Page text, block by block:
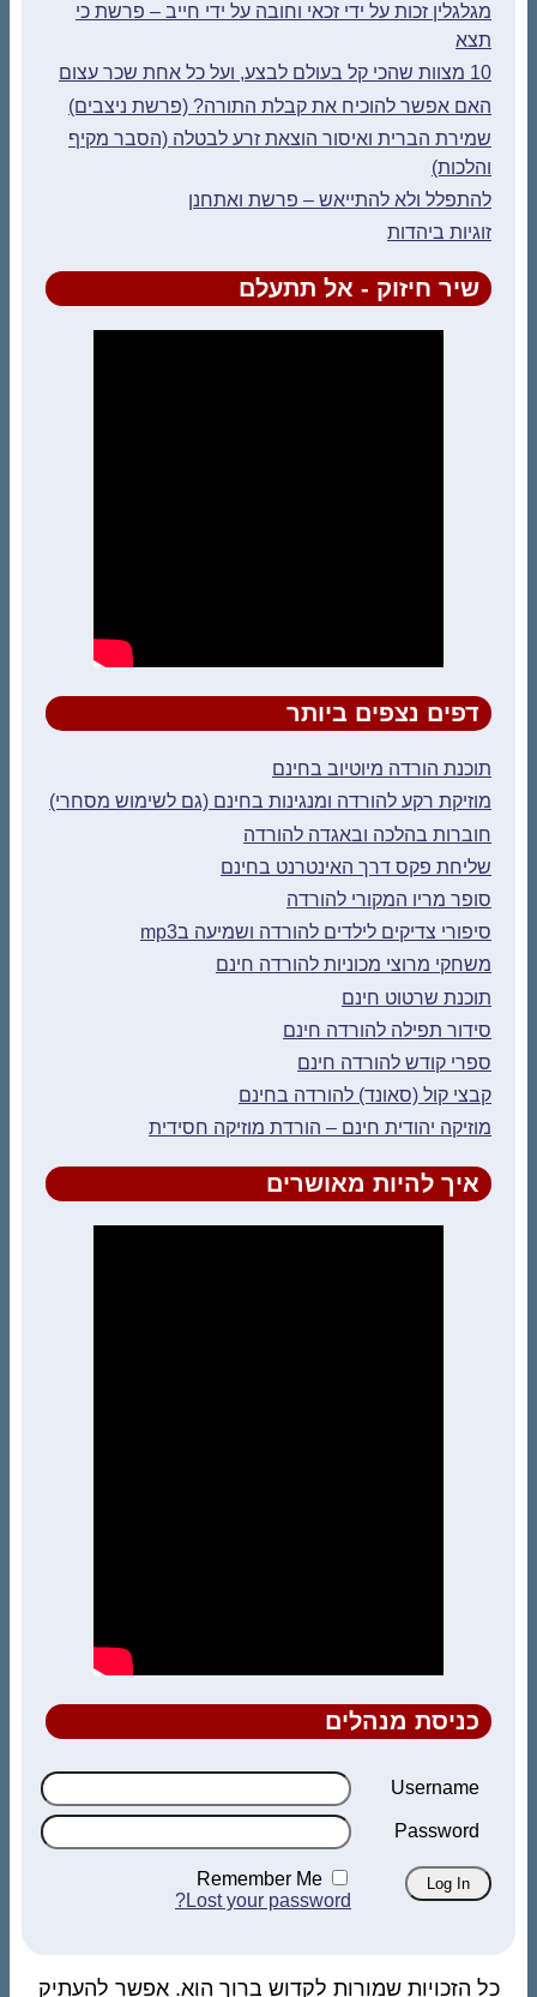
מגלגלין זכות על ידי זכאי וחובה על ידי חייב – פרשת כי
תצא
10 מצוות שהכי קל בעולם לבצע, ועל כל אחת שכר עצום
האם אפשר להוכיח את קבלת התורה? (פרשת ניצבים)
שמירת הברית ואיסור הוצאת זרע לבטלה (הסבר מקיף
והלכות)
להתפלל ולא להתייאש – פרשת ואתחנן
זוגיות ביהדות
שיר חיזוק - אל תתעלם
דפים נצפים ביותר
תוכנת הורדה מיוטיוב בחינם
מוזיקת רקע להורדה ומנגינות בחינם (גם לשימוש מסחרי)
חוברות בהלכה ובאגדה להורדה
שליחת פקס דרך האינטרנט בחינם
סופר מריו המקורי להורדה
סיפורי צדיקים לילדים להורדה ושמיעה בmp3
משחקי מרוצי מכוניות להורדה חינם
תוכנת שרטוט חינם
סידור תפילה להורדה חינם
ספרי קודש להורדה חינם
קבצי קול (סאונד) להורדה בחינם
מוזיקה יהודית חינם – הורדת מוזיקה חסידית
איך להיות מאושרים
כניסת מנהלים
Username
Password
Remember Me
Lost your password?
כל הזכויות שמורות לקדוש ברוך הוא. אפשר להעתיק